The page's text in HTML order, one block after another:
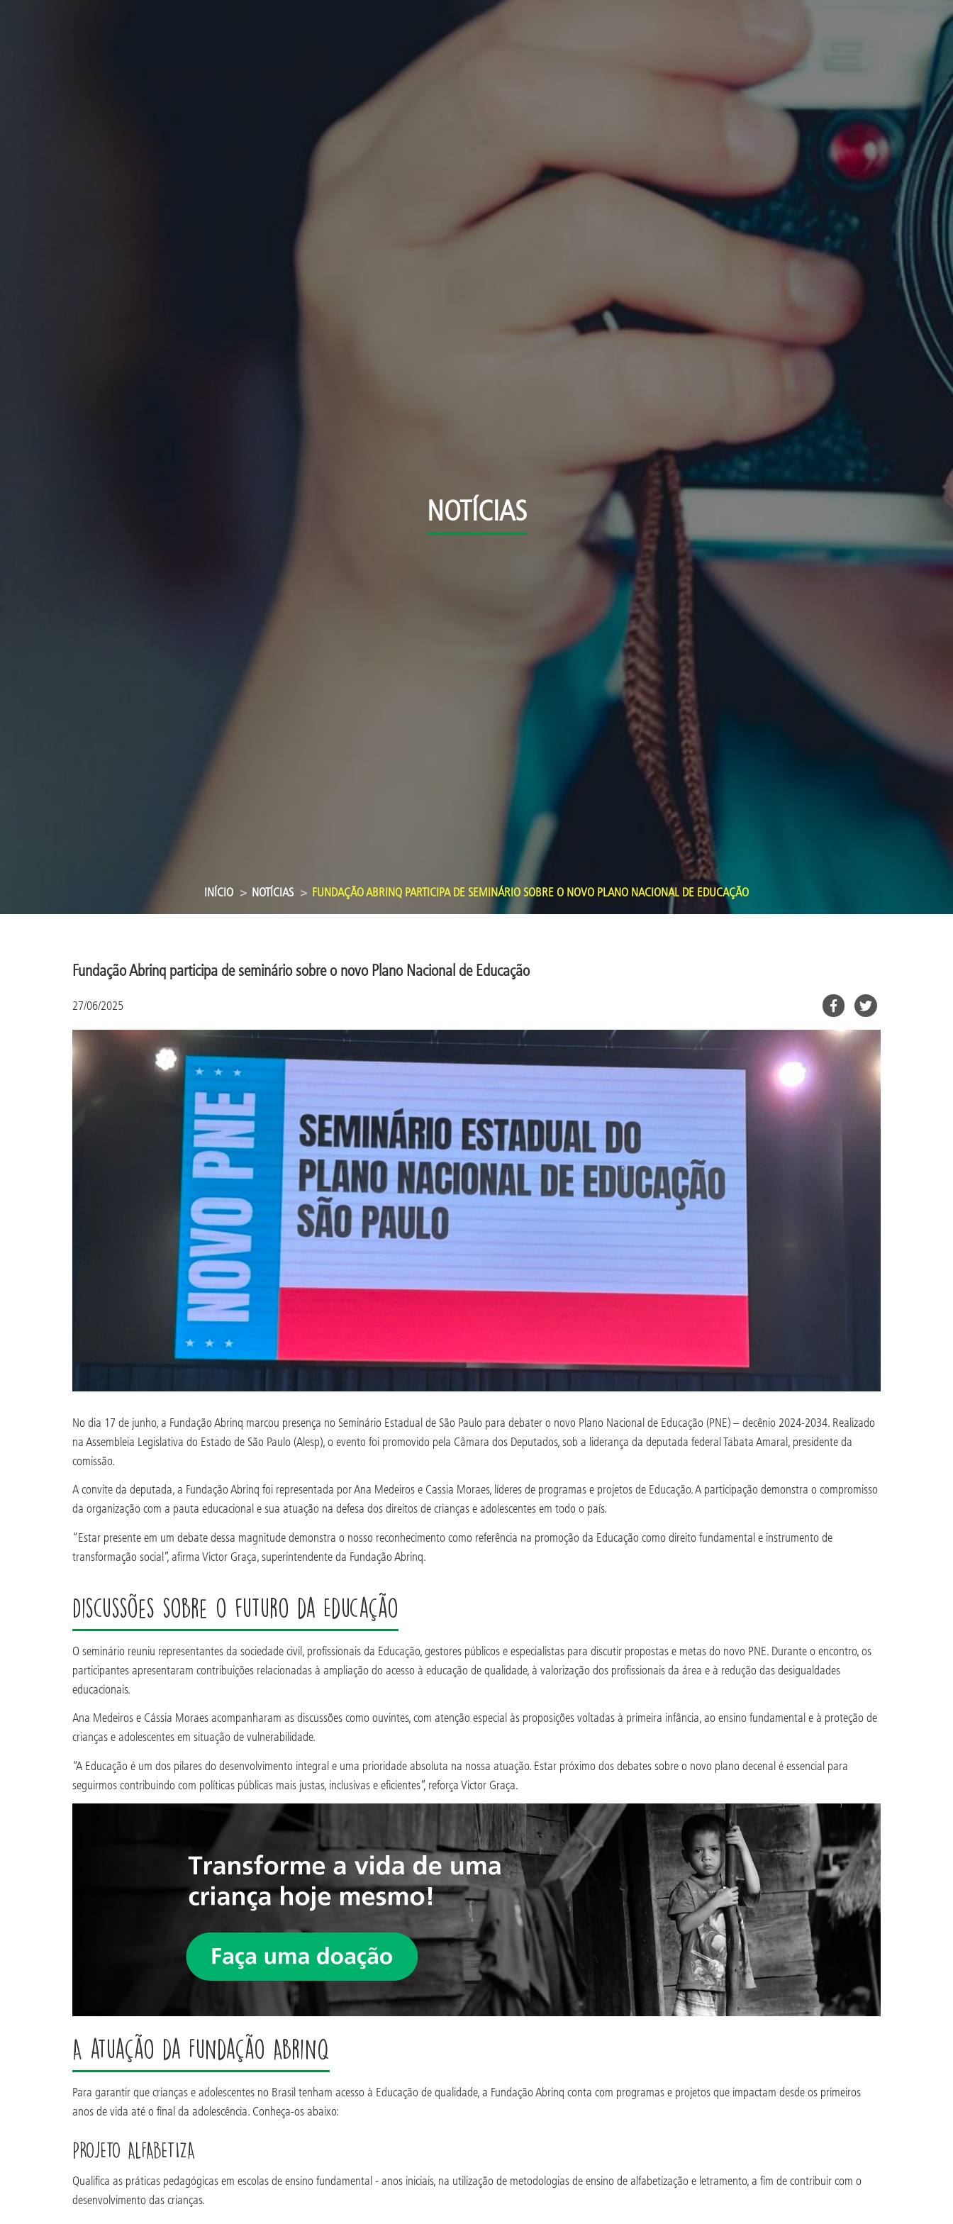
NOTÍCIAS
INÍCIO NOTÍCIAS FUNDAÇÃO ABRINQ PARTICIPA DE SEMINÁRIO SOBRE O NOVO PLANO NACIONAL DE EDUCAÇÃO
Fundação Abrinq participa de seminário sobre o novo Plano Nacional de Educação
27/06/2025
No dia 17 de junho, a Fundação Abrinq marcou presença no Seminário Estadual de São Paulo para debater o novo Plano Nacional de Educação (PNE) – decênio 2024-2034. Realizado
na Assembleia Legislativa do Estado de São Paulo (Alesp), o evento foi promovido pela Câmara dos Deputados, sob a liderança da deputada federal Tabata Amaral, presidente da
comissão.
A convite da deputada, a Fundação Abrinq foi representada por Ana Medeiros e Cassia Moraes, líderes de programas e projetos de Educação. A participação demonstra o compromisso
da organização com a pauta educacional e sua atuação na defesa dos direitos de crianças e adolescentes em todo o país.
“Estar presente em um debate dessa magnitude demonstra o nosso reconhecimento como referência na promoção da Educação como direito fundamental e instrumento de
transformação social”, afirma Victor Graça, superintendente da Fundação Abrinq.
Discussões sobre o futuro da Educação
O seminário reuniu representantes da sociedade civil, profissionais da Educação, gestores públicos e especialistas para discutir propostas e metas do novo PNE. Durante o encontro, os
participantes apresentaram contribuições relacionadas à ampliação do acesso à educação de qualidade, à valorização dos profissionais da área e à redução das desigualdades
educacionais.
Ana Medeiros e Cássia Moraes acompanharam as discussões como ouvintes, com atenção especial às proposições voltadas à primeira infância, ao ensino fundamental e à proteção de
crianças e adolescentes em situação de vulnerabilidade.
“A Educação é um dos pilares do desenvolvimento integral e uma prioridade absoluta na nossa atuação. Estar próximo dos debates sobre o novo plano decenal é essencial para
seguirmos contribuindo com políticas públicas mais justas, inclusivas e eficientes”, reforça Victor Graça.
A atuação da Fundação Abrinq
Para garantir que crianças e adolescentes no Brasil tenham acesso à Educação de qualidade, a Fundação Abrinq conta com programas e projetos que impactam desde os primeiros
anos de vida até o final da adolescência. Conheça-os abaixo:
PROJETO ALFABETIZA
Qualifica as práticas pedagógicas em escolas de ensino fundamental - anos iniciais, na utilização de metodologias de ensino de alfabetização e letramento, a fim de contribuir com o
desenvolvimento das crianças.